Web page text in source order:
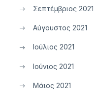
Σεπτέμβριος 2021
Αύγουστος 2021
Ιούλιος 2021
Ιούνιος 2021
Μάιος 2021